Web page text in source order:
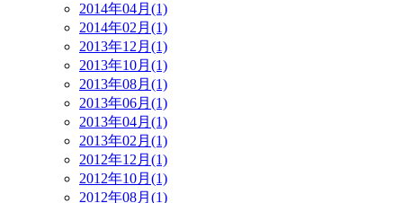
2014年04月(1)
2014年02月(1)
2013年12月(1)
2013年10月(1)
2013年08月(1)
2013年06月(1)
2013年04月(1)
2013年02月(1)
2012年12月(1)
2012年10月(1)
2012年08月(1)